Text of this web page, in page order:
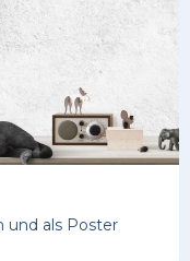
und als Poster